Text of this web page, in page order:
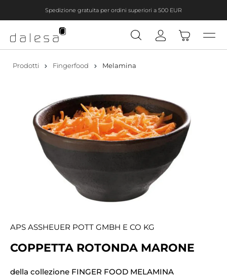
principaleSpedizione gratuita per ordini superiori a 500 EUR
Prodotti Fingerfood Melamina
APS ASSHEUER POTT GMBH E CO KG
COPPETTA ROTONDA MARONE
della collezione FINGER FOOD MELAMINA